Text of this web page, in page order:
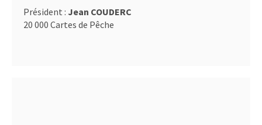
Président : Jean COUDERC
20 000 Cartes de Pêche